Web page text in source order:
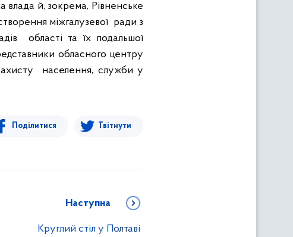
влада й, зокрема, Рівненське
міжгалузевої ради з
області та їх подальшої
обласного центру
населення, служби у
Поділитися Твітнути
Наступна
Круглий стіл у Полтаві